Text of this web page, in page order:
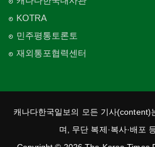
KOTRA
민주평통토론토
재외통포협력센터
캐나다한국일보의 모든 기사(content)
며, 무단 복제·복사·배포